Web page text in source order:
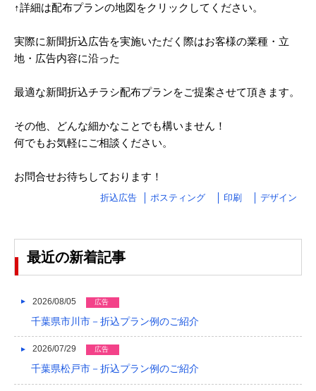
2024/03
2023/12
2023/10
2023/08
2023/07
2023/05
2023/04
2023/03
↑詳細は配布プランの地図をクリックしてください。
実際に新聞折込広告を実施いただく際はお客様の業種・立
地・広告内容に沿った
最適な新聞折込チラシ配布プランをご提案させて頂きます。
その他、どんな細かなことでも構いません！
何でもお気軽にご相談ください。
お問合せお待ちしております！
折込広告 ポスティング 印刷 デザイン
最近の新着記事
2026/08/05 広告
千葉県市川市－折込プラン例のご紹介
2026/07/29 広告
千葉県松戸市－折込プラン例のご紹介